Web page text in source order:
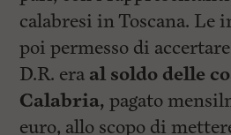
calabresi in Toscana. Le
poi permesso di
D.R. era al soldo delle
Calabria, pagato
euro, allo scopo di